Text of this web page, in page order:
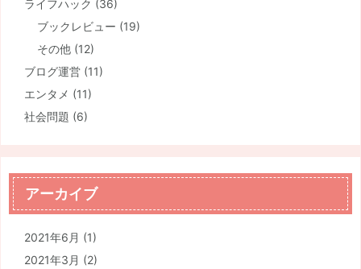
ライフハック (36)
ブックレビュー (19)
その他 (12)
ブログ運営 (11)
エンタメ (11)
社会問題 (6)
アーカイブ
2021年6月 (1)
2021年3月 (2)